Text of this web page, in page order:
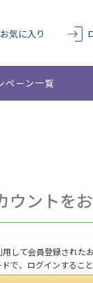
お気に入り
ペーン一覧
ウントを
して会員登録されたお
で、ログインすること